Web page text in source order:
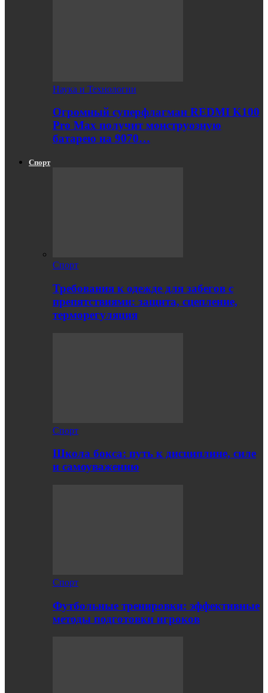
Наука и Технологии
Огромный суперфлагман REDMI K100
Pro Max получит монструозную
батарею на 9070…
Спорт
Спорт
Требования к одежде для забегов с
препятствиями: защита, сцепление,
терморегуляция
Спорт
Школа бокса: путь к дисциплине, силе
и самоуважению
Спорт
Футбольные тренировки: эффективные
методы подготовки игроков